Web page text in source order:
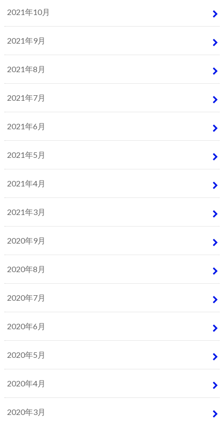
2021年10月
2021年9月
2021年8月
2021年7月
2021年6月
2021年5月
2021年4月
2021年3月
2020年9月
2020年8月
2020年7月
2020年6月
2020年5月
2020年4月
2020年3月